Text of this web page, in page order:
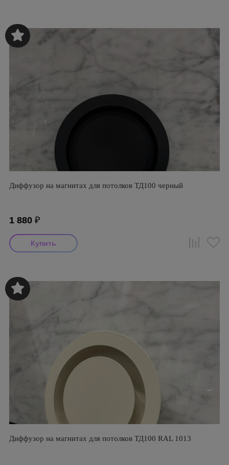
Диффузор на магнитах для потолков ТД100 черный
1 880 ₽
Диффузор на магнитах для потолков ТД100 RAL 1013